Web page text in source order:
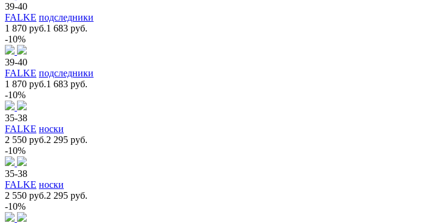
39-40
FALKE подследники
1 870 руб.1 683 руб.
-10%
39-40
FALKE подследники
1 870 руб.1 683 руб.
-10%
35-38
FALKE носки
2 550 руб.2 295 руб.
-10%
35-38
FALKE носки
2 550 руб.2 295 руб.
-10%